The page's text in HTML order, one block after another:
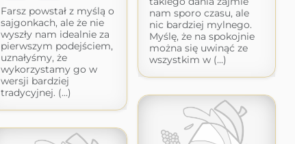
nam sporo czasu, ale
nic bardziej mylnego.
Myślę, że na spokojnie
można się uwinąć ze
wszystkim w (...)
Farsz powstał z myślą o
sajgonkach, ale że nie
wyszły nam idealnie za
pierwszym podejściem,
uznałyśmy, że
wykorzystamy go w
wersji bardziej
tradycyjnej. (...)